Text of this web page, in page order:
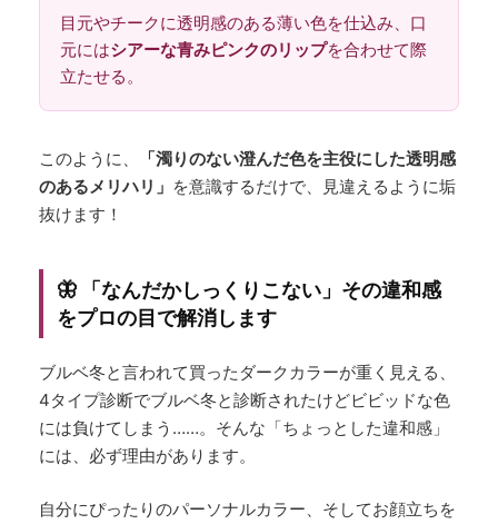
目元やチークに透明感のある薄い色を仕込み、口
元にはシアーな青みピンクのリップを合わせて際
立たせる。
このように、
「濁りのない澄んだ色を主役にした透明感
のあるメリハリ」 を意識するだけで、見違えるように垢
抜けます！
🦋 「なんだかしっくりこない」その違和感
をプロの目で解消します
ブルベ冬と言われて買ったダークカラーが重く見える、
4タイプ診断でブルベ冬と診断されたけどビビッドな色
には負けてしまう……。そんな「ちょっとした違和感」
には、必ず理由があります。
自分にぴったりのパーソナルカラー、そしてお顔立ちを